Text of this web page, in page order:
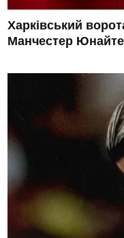
Харківський
Манчестер